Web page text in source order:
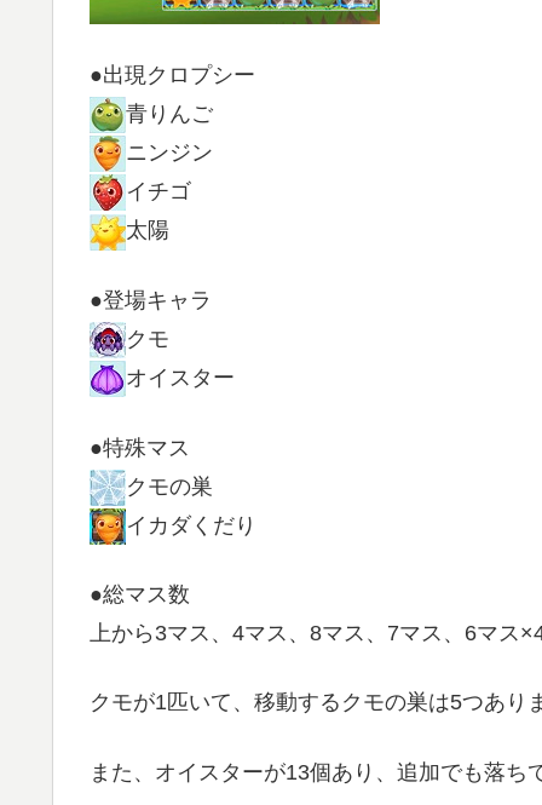
●出現クロプシー
青りんご
ニンジン
イチゴ
太陽
●登場キャラ
クモ
オイスター
●特殊マス
クモの巣
イカダくだり
●総マス数
上から3マス、4マス、8マス、7マス、6マス
クモが1匹いて、移動するクモの巣は5つあり
また、オイスターが13個あり、追加でも落ち